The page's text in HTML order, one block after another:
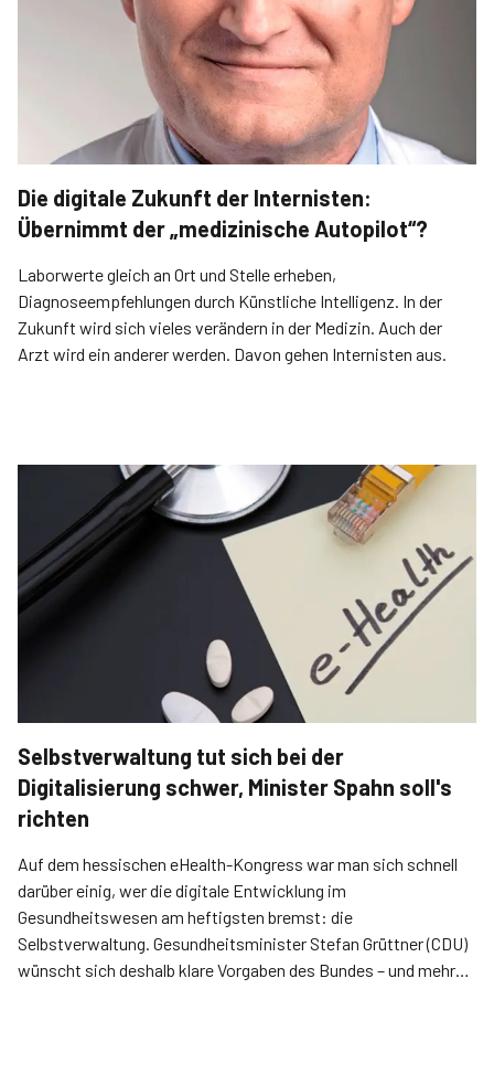
Die digitale Zukunft der Internisten:
Übernimmt der „medizinische Autopilot“?
Laborwerte gleich an Ort und Stelle erheben,
Diagnoseempfehlungen durch Künstliche Intelligenz. In der
Zukunft wird sich vieles verändern in der Medizin. Auch der
Arzt wird ein anderer werden. Davon gehen Internisten aus.
Selbstverwaltung tut sich bei der
Digitalisierung schwer, Minister Spahn soll's
richten
Auf dem hessischen eHealth-Kongress war man sich schnell
darüber einig, wer die digitale Entwicklung im
Gesundheitswesen am heftigsten bremst: die
Selbstverwaltung. Gesundheitsminister Stefan Grüttner (CDU)
wünscht sich deshalb klare Vorgaben des Bundes – und mehr